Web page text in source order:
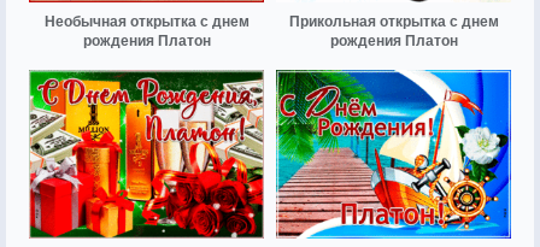
Необычная открытка с днем
рождения Платон
Прикольная открытка с днем
рождения Платон